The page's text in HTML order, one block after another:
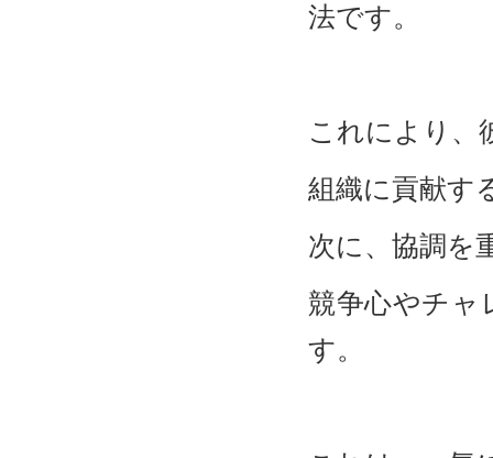
法です。
これにより、
組織に貢献す
次に、協調を
競争心やチャ
す。